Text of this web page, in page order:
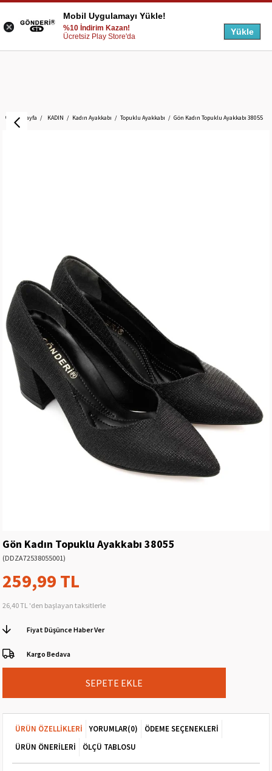
Anasayfa KADIN Kadın Ayakkabı Topuklu Ayakkabı Gön Kadın Topuklu Ayakkabı 38055
Gön Kadın Topuklu Ayakkabı 38055
(DDZA72538055001)
259,99 TL
26,40 TL 'den başlayan taksitlerle
Fiyat Düşünce Haber Ver
Kargo Bedava
ÜRÜN ÖZELLIKLERI YORUMLAR(0)
ÖDEME SEÇENEKLERI
ÜRÜN ÖNERILERI
ÖLÇÜ TABLOSU
Mobil Uygulamayı Yükle!
%10 İndirim Kazan!
Ücretsiz Play Store'da
Yükle